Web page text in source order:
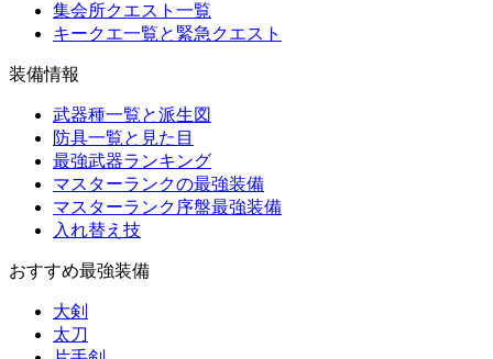
集会所クエスト一覧
キークエ一覧と緊急クエスト
装備情報
武器種一覧と派生図
防具一覧と見た目
最強武器ランキング
マスターランクの最強装備
マスターランク序盤最強装備
入れ替え技
おすすめ最強装備
大剣
太刀